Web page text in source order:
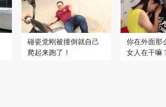
碰瓷党刚被撞倒就自己
爬起来跑了！
你在外面那
女人在干嘛